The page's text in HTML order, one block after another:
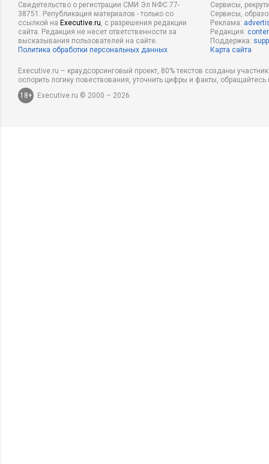
Свидетельство о регистрации СМИ Эл NФС 77-
38751. Републикация материалов - только со
ссылкой на Executive.ru, с разрешения редакции
сайта. Редакция не несет ответственности за
высказывания пользователей на сайте.
Политика обработки персональных данных
Сервисы,
Сервисы,
Реклама:
Редакция:
Поддержка:
Карта сайта
Executive.ru – краудсорсинговый проект, 80% текстов созданы
оспорить логику повествования, уточнить цифры и факты,
18+
Executive.ru © 2000 – 2026.